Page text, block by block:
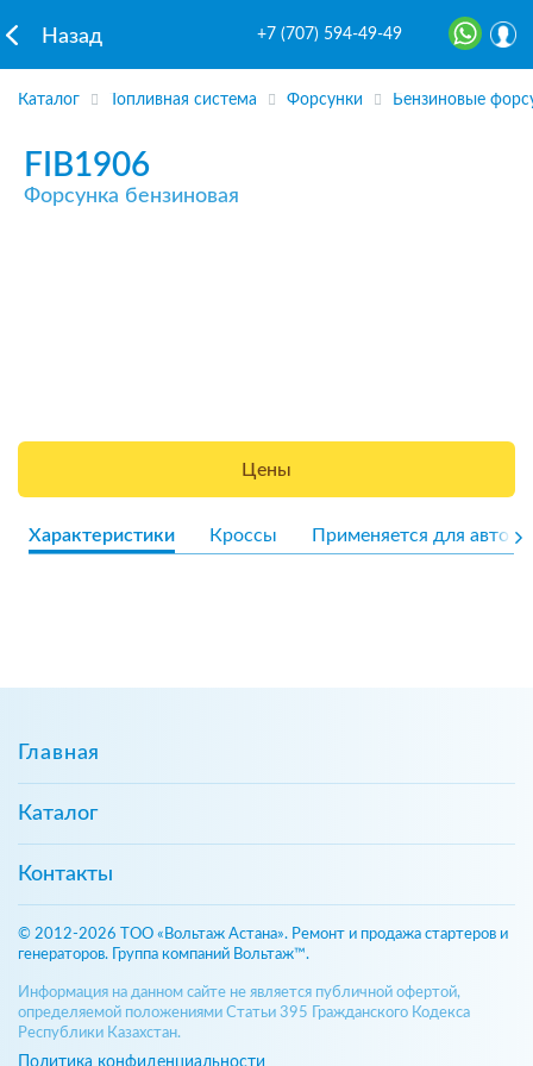
Назад +7 (707) 594-49-49
Каталог Топливная система Форсунки Бензиновые
FIB1906
Форсунка бензиновая
Цены
Характеристики Кроссы Применяется для авто
Главная
Каталог
Контакты
© 2012-2026 ТОО «Вольтаж Астана». Ремонт и продажа стартеров и
генераторов. Группа компаний Вольтаж™.
Информация на данном сайте не является публичной офертой,
определяемой положениями Статьи 395 Гражданского Кодекса
Республики Казахстан.
Политика конфиденциальности